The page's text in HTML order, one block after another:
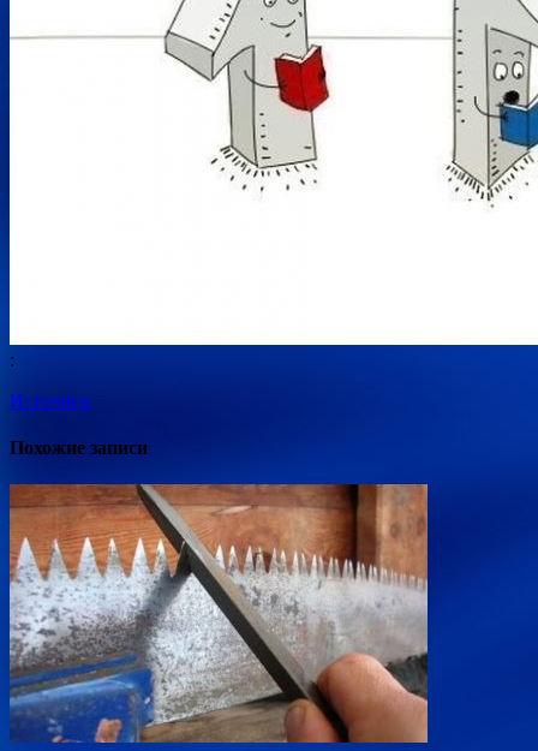
:
Источник
Похожие записи